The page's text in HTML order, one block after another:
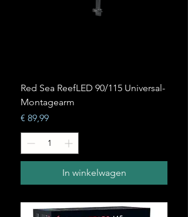
Red Sea ReefLED 90/115 Universal-
Montagearm
Prijs
€ 89,99
In winkelwagen